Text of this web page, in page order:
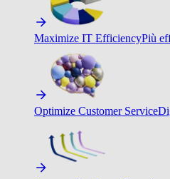
Maximize IT EfficiencyPiù
Optimize Customer Service